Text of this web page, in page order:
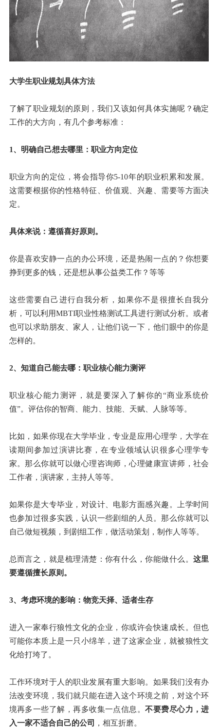
大学生职业规划具体方法
了解了职业规划的原则，我们又该如何具体实施呢？确定
工作的大方向，有几个参考标准：
1、明确自己想去哪里：职业方向定位
职业方向的定位，将会指导你5-10年的职业积累和发展。
这需要根据你的性格特征、价值观、兴趣、需要等方面决
定。
具体来说：遵循喜好原则。
你是喜欢安静一点的办公环境，还是热闹一点的？你想要
挣到更多的钱，还是想从事公益类工作？等等
这些需要自己进行自我分析，如果你不是很擅长自我分
析，可以利用MBTI职业性格测试工具进行测试分析。或者
也可以求助朋友、家人，让他们说一下，他们眼中的你是
怎样的。
2、知道自己能去哪：职业核心能力测评
职业核心能力测评，就是要深入了解你的“商业系统价
值”。评估你的智商、能力、技能、天赋、人脉等等。
比如，如果你现在大学毕业，专业是应用心理学，大学在
读期间参加过演讲比赛，在专业领域认识很多心理学专
家。那么你就可以做心理咨询师，心理健康宣讲师，社会
工作者，演讲家，主持人等等。
如果你是大专毕业，对设计、电影方面感兴趣。上学时间
也参加过很多实践，认识一些剧组的人员。那么你就可以
自己做短视频，到剧组工作，做活动策划，制作人等等。
总而言之，就是梳理清楚：你有什么，你能做什么。 这里
要遵循擅长原则。
3、考虑环境的影响：物竞天择、适者生存
进入一家奉行狼性文化的企业，你或许会快速成长。但也
可能你本质上是一只小绵羊，进了这家企业，就被狼性文
化给打垮了。
工作环境对于人的职业发展有重大影响。如果我们没有办
法改变环境，我们就只能在进入这个环境之前，对这个环
境再多一些了解，再多收集一点信息。不要费尽心力，进
入一家不适合自己的公司
，相互折磨。